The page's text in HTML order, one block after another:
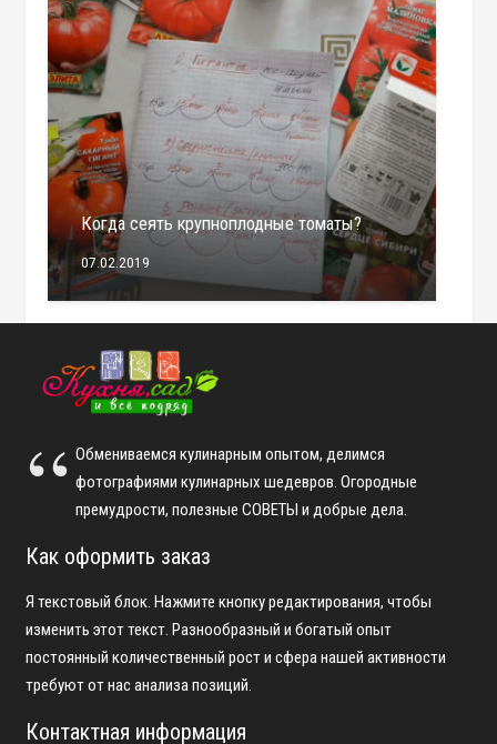
Когда сеять крупноплодные томаты?
07.02.2019
Обмениваемся кулинарным опытом, делимся
фотографиями кулинарных шедевров. Огородные
премудрости, полезные СОВЕТЫ и добрые дела.
Как оформить заказ
Я текстовый блок. Нажмите кнопку редактирования, чтобы
изменить этот текст. Разнообразный и богатый опыт
постоянный количественный рост и сфера нашей активности
требуют от нас анализа позиций.
Контактная информация